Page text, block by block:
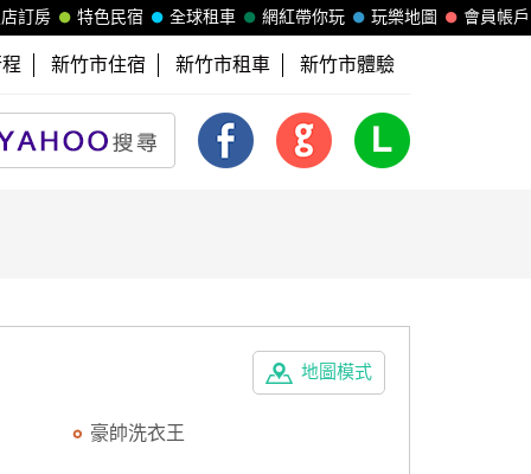
會員帳戶
玩樂地圖
網紅帶你玩
全球租車
特色民宿
訂房
新竹市住宿 新竹市租車 新竹市體驗
地圖模式
豪帥洗衣王